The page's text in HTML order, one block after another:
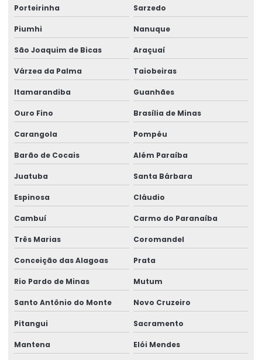
Higiene e segurança do trabalho
Higiene e segurança no trabalho
Impugnação de laudo de engenharia
Impugnação de laudo médico
Impugnação de laudo pericial
Laudo ergonômico e aet
Laudo ergonômico empresa
Laudo de insalubridade e periculosidade e ltcat
Laudo de perícia de insalubridade
Laudo de risco ergonômico
Laudo técnico ergonômico
Medicina do trabalho e saúde ocupacional
Medicina ocupacional
Medicina e segurança do trabalho
Porteirinha Sarzedo
Piumhi Nanuque
São Joaquim de Bicas Araçuaí
Várzea da Palma Taiobeiras
Itamarandiba Guanhães
Ouro Fino Brasília de Minas
Carangola Pompéu
Barão de Cocais Além Paraíba
Juatuba Santa Bárbara
Espinosa Cláudio
Cambuí Carmo do Paranaíba
Três Marias Coromandel
Conceição das Alagoas Prata
Rio Pardo de Minas Mutum
Santo Antônio do Monte Novo Cruzeiro
Pitangui Sacramento
Mantena Elói Mendes